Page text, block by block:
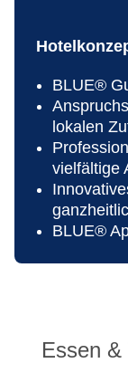
BLUE®
lokalen
vielfältige
BLUE®
Essen &